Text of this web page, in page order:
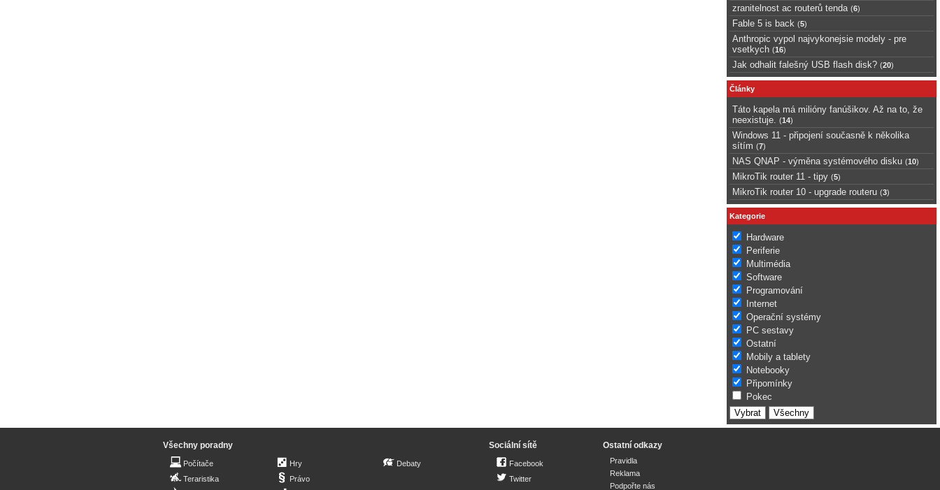
zranitelnost ac routerů tenda (6)
Fable 5 is back (5)
Anthropic vypol najvykonejsie modely - pre
vsetkych (16)
Jak odhalit falešný USB flash disk? (20)
Články
Táto kapela má milióny fanúšikov. Až na to, že
neexistuje.
(14)
Windows 11 - připojení současně k několika
sítím (7)
NAS QNAP - výměna systémového disku (10)
MikroTik router 11 - tipy (5)
MikroTik router 10 - upgrade routeru (3)
Kategorie
Hardware
Periferie
Multimédia
Software
Programování
Internet
Operační systémy
PC sestavy
Ostatní
Mobily a tablety
Notebooky
Připomínky
Pokec
Všechny poradny
Počítače
Teraristika
Hry
Právo
Debaty
Sociální sítě
Facebook
Twitter
Ostatní odkazy
Pravidla
Reklama
Podpořte nás